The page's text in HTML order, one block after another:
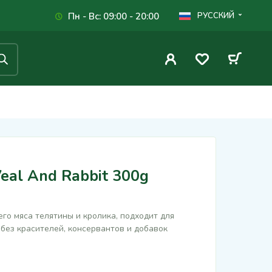
Пн - Вс: 09:00 - 20:00 РУССКИЙ
And Rabbit 300g
мяса телятины и кролика, подходит для
красителей, консервантов и добавок